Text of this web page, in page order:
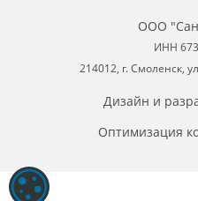
ООО
ИНН
214012, г. Смоленск,
Дизайн и
Оптимизация
ОБРАБОТКА